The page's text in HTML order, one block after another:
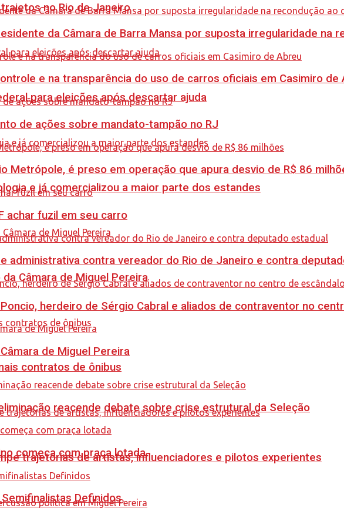
no Rio de Janeiro
para eleições após descartar ajuda
e já comercializou a maior parte dos estandes
Câmara de Miguel Pereira
contratos de ônibus
trajetórias de artistas, influenciadores e pilotos experientes
da Câmara de Barra Mansa por suposta irregularidade na
e na transparência do uso de carros oficiais em Casimiro de
de ações sobre mandato-tampão no RJ
Metrópole, é preso em operação que apura desvio de R$ 86
achar fuzil em seu carro
administrativa contra vereador do Rio de Janeiro e contra
herdeiro de Sérgio Cabral e aliados de contraventor no
de Miguel Pereira
reacende debate sobre crise estrutural da Seleção
começa com praça lotada
Definidos